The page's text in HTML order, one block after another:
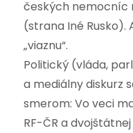
českých nemocníc
(strana Iné Rusko).
„viaznu“.
Politický (vláda,
a mediálny diskurz
smerom: Vo veci
RF-ČR a